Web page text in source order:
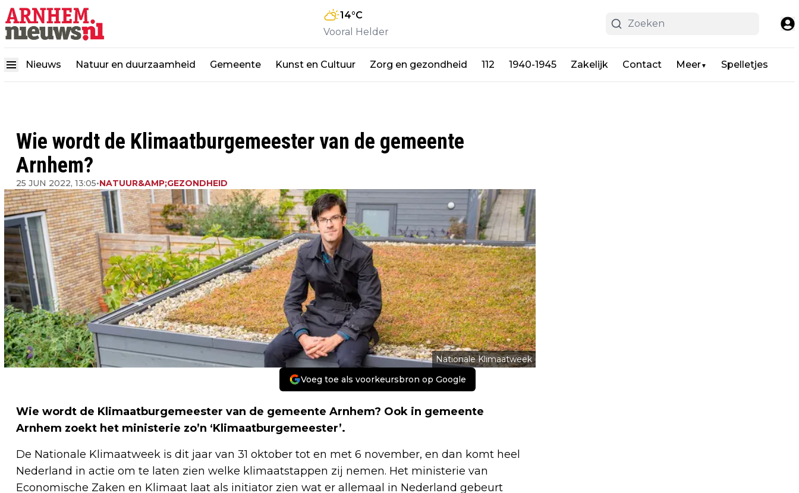
14°C
Vooral Helder
Nieuws Natuur en duurzaamheid Gemeente Kunst en Cultuur Zorg en gezondheid 112 1940-1945 Zakelijk Contact Meer▼ Spelletjes
Wie wordt de Klimaatburgemeester van de gemeente
Arnhem?
25 JUN 2022, 13:05•NATUUR&AMP;GEZONDHEID
Nationale Klimaatweek
Voeg toe als voorkeursbron op Google
Wie wordt de Klimaatburgemeester van de gemeente Arnhem? Ook in gemeente
Arnhem zoekt het ministerie zo’n ‘Klimaatburgemeester’.
De Nationale Klimaatweek is dit jaar van 31 oktober tot en met 6 november, en dan komt heel
Nederland in actie om te laten zien welke klimaatstappen zij nemen. Het ministerie van
Economische Zaken en Klimaat laat als initiator zien wat er allemaal in Nederland gebeurt